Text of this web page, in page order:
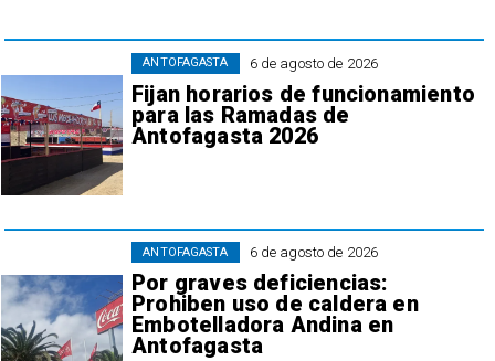
6 de agosto de 2026
Fijan horarios de funcionamiento
para las Ramadas de
Antofagasta 2026
ANTOFAGASTA
6 de agosto de 2026
Por graves deficiencias:
Prohiben uso de caldera en
Embotelladora Andina en
Antofagasta
ANTOFAGASTA